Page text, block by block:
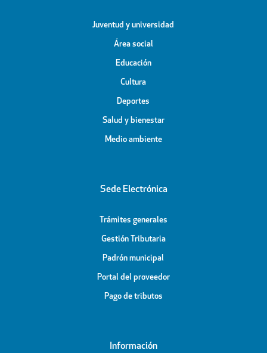
Juventud y universidad
Área social
Educación
Cultura
Deportes
Salud y bienestar
Medio ambiente
Sede Electrónica
Trámites generales
Gestión Tributaria
Padrón municipal
Portal del proveedor
Pago de tributos
Información